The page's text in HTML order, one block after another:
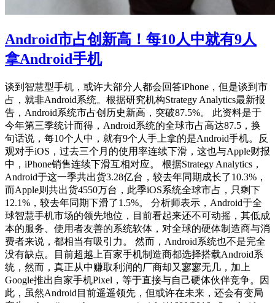
Android市占创新高！每10人中就有9人
拿Android手机
谈到智慧型手机，或许大部分人都会回答iPhone，但是谈到市
占，就非Android系统。根据研究机构Strategy Analytics最新报
告，Android系统市占创历史新高，突破87.5%。 此资料是于
今年第三季统计而得，Android系统的全球市占高达87.5，换
句话说，每10个人中，就有9个人手上拿的是Android手机。反
观对手iOS，过去三个月的使用率连续下滑，这也与Apple财报
中，iPhone销售连续下滑互相对应。 根据Strategy Analytics，
Android于这一季共出货3.28亿台，较去年同期成长了10.3%，
而Apple则共出货4550万台，此季iOS系统全球市占，只剩下
12.1%，较去年同期下滑了1.5%。 分析师表示，Android于全
球智慧手机市场的领先地位，目前看起来还不可动摇，其低成
本的服务、使用者友善的系统软体，对全球的硬体制造商与消
费者来说，都相当有吸引力。 然而，Android系统也不是完全
没有缺点。目前超越上百家手机制造商都选择搭载Android系
统，然而，真正从中赚取利润的厂商却又寥寥无几，加上
Google推出自家手机Pixel，等于直接与自己硬体伙伴竞争。因
此，虽然Android目前遥遥领先，但或许在未来，还会有变局